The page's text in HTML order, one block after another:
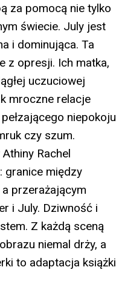
za pomocą nie tylko
świecie. July jest
i dominująca. Ta
z opresji. Ich matka,
uczuciowej
mroczne relacje
niepokoju
czy szum.
Athiny Rachel
granice między
przerażającym
i July. Dziwność i
Z każdą sceną
niemal drży, a
to adaptacja książki